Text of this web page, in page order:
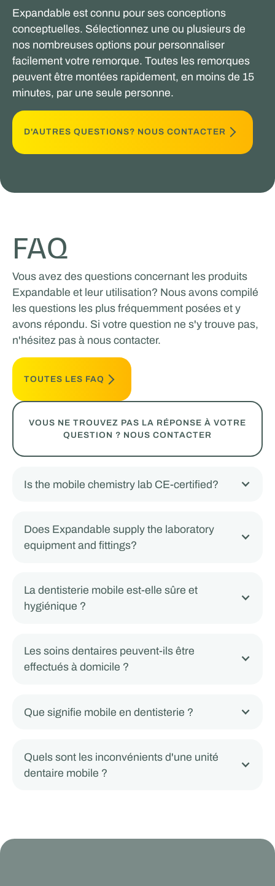
Expandable est connu pour ses conceptions
conceptuelles. Sélectionnez une ou plusieurs de
nos nombreuses options pour personnaliser
facilement votre remorque. Toutes les remorques
peuvent être montées rapidement, en moins de 15
minutes, par une seule personne.
D'AUTRES QUESTIONS? NOUS CONTACTER
FAQ
Vous avez des questions concernant les produits
Expandable et leur utilisation? Nous avons compilé
les questions les plus fréquemment posées et y
avons répondu. Si votre question ne s'y trouve pas,
n'hésitez pas à nous contacter.
TOUTES LES FAQ
VOUS NE TROUVEZ PAS LA RÉPONSE À VOTRE
QUESTION ? NOUS CONTACTER
Is the mobile chemistry lab CE-certified?
Does Expandable supply the laboratory
equipment and fittings?
La dentisterie mobile est-elle sûre et
hygiénique ?
Les soins dentaires peuvent-ils être
effectués à domicile ?
Que signifie mobile en dentisterie ?
Quels sont les inconvénients d'une unité
dentaire mobile ?